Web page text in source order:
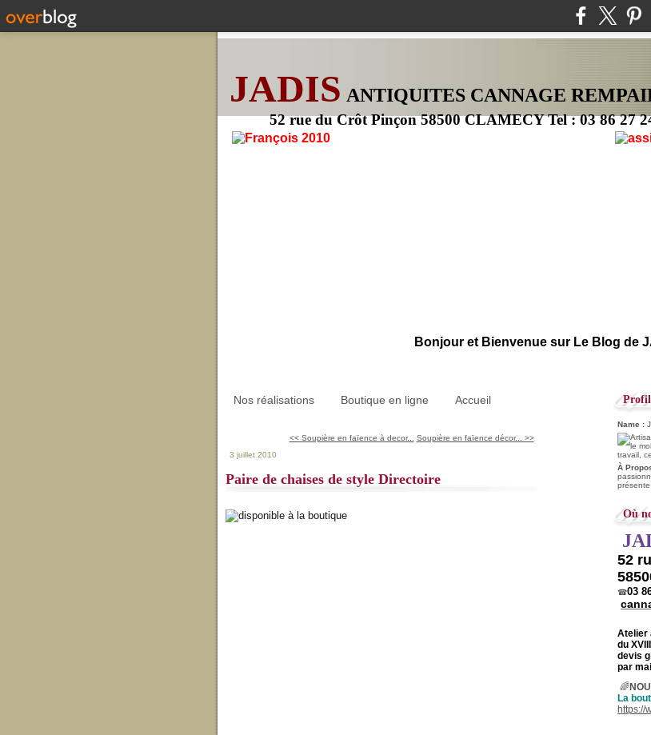
JADIS ANTIQUITES CANNAGE
52 rue du Crôt Pinçon 58500 CLAMECY Tel : 03 86 27
Bonjour et Bienvenue sur Le Blog de
Nos réalisations Boutique en ligne Accueil
<< Soupière en faïence à decor...
Soupière en faïence décor... >>
3 juillet 2010
Paire de chaises de style Directoire
Profil
Name :
À
présente
Où
52
☎03
Atelier
du
devis
par
🌈
La
https://